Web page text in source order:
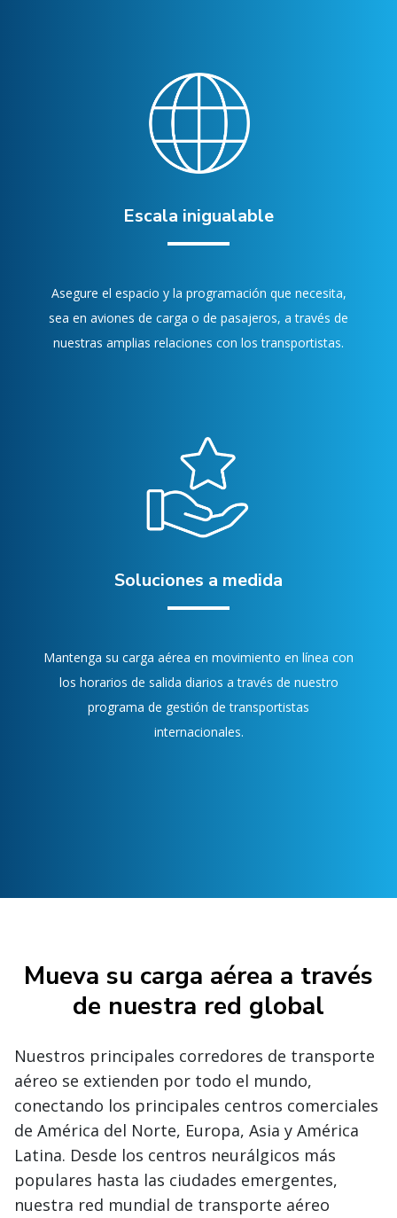
Escala inigualable
Asegure el espacio y la programación que necesita,
sea en aviones de carga o de pasajeros, a través de
nuestras amplias relaciones con los transportistas.
Soluciones a medida
Mantenga su carga aérea en movimiento en línea con
los horarios de salida diarios a través de nuestro
programa de gestión de transportistas
internacionales.
Mueva su carga aérea a través
de nuestra red global
Nuestros principales corredores de transporte
aéreo se extienden por todo el mundo,
conectando los principales centros comerciales
de América del Norte, Europa, Asia y América
Latina. Desde los centros neurálgicos más
populares hasta las ciudades emergentes,
nuestra red mundial de transporte aéreo